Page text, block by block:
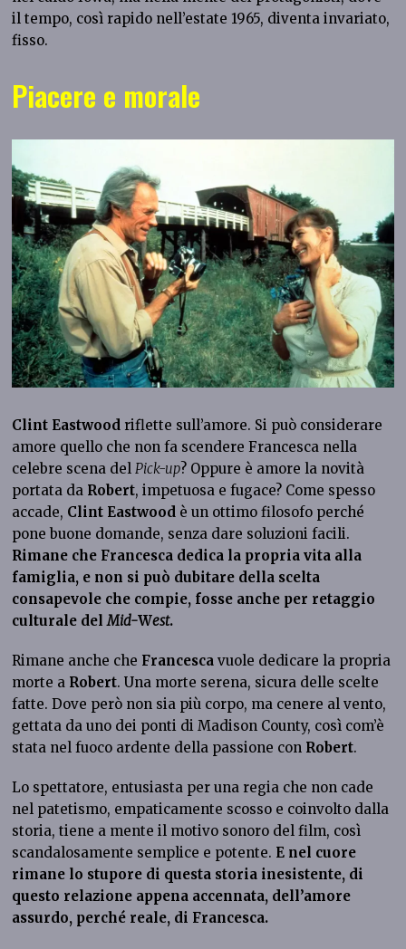
il tempo, così rapido nell’estate 1965, diventa invariato,
fisso.
Piacere e morale
Clint Eastwood riflette sull’amore. Si può considerare
amore quello che non fa scendere Francesca nella
celebre scena del Pick-up? Oppure è amore la novità
portata da Robert, impetuosa e fugace? Come spesso
accade, Clint Eastwood è un ottimo filosofo perché
pone buone domande, senza dare soluzioni facili.
Rimane che Francesca dedica la propria vita alla
famiglia, e non si può dubitare della scelta
consapevole che compie, fosse anche per retaggio
culturale delMid-West.
Rimane anche che Francescavuole dedicare la propria
morte a Robert. Una morte serena, sicura delle scelte
fatte. Dove però non sia più corpo, ma cenere al vento,
gettata da uno dei ponti di Madison County, così com’è
stata nel fuoco ardente della passione con Robert.
Lo spettatore, entusiasta per una regia che non cade
nel patetismo, empaticamente scosso e coinvolto dalla
storia, tiene a mente il motivo sonoro del film, così
scandalosamente semplice e potente. E nel cuore
rimane lo stupore di questa storia inesistente, di
questo relazione appena accennata, dell’amore
assurdo, perché reale, di Francesca.